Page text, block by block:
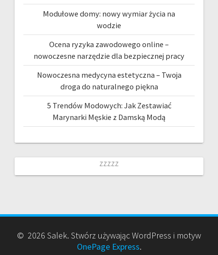
Modułowe domy: nowy wymiar życia na
wodzie
Ocena ryzyka zawodowego online –
nowoczesne narzędzie dla bezpiecznej pracy
Nowoczesna medycyna estetyczna – Twoja
droga do naturalnego piękna
5 Trendów Modowych: Jak Zestawiać
Marynarki Męskie z Damską Modą
zzzzz
© 2026 Salek. Stwórz używając WordPress i motyw
OnePage Express.